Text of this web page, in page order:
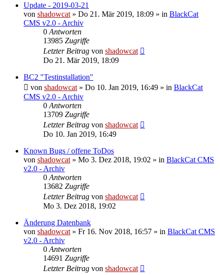
Update - 2019-03-21
von shadowcat » Do 21. Mär 2019, 18:09 » in BlackCat
CMS v2.0 - Archiv
0 Antworten
13985 Zugriffe
Letzter Beitrag von shadowcat
Do 21. Mär 2019, 18:09
BC2 "Testinstallation"
von shadowcat » Do 10. Jan 2019, 16:49 » in BlackCat
CMS v2.0 - Archiv
0 Antworten
13709 Zugriffe
Letzter Beitrag von shadowcat
Do 10. Jan 2019, 16:49
Known Bugs / offene ToDos
von shadowcat » Mo 3. Dez 2018, 19:02 » in BlackCat CMS
v2.0 - Archiv
0 Antworten
13682 Zugriffe
Letzter Beitrag von shadowcat
Mo 3. Dez 2018, 19:02
Änderung Datenbank
von shadowcat » Fr 16. Nov 2018, 16:57 » in BlackCat CMS
v2.0 - Archiv
0 Antworten
14691 Zugriffe
Letzter Beitrag von shadowcat